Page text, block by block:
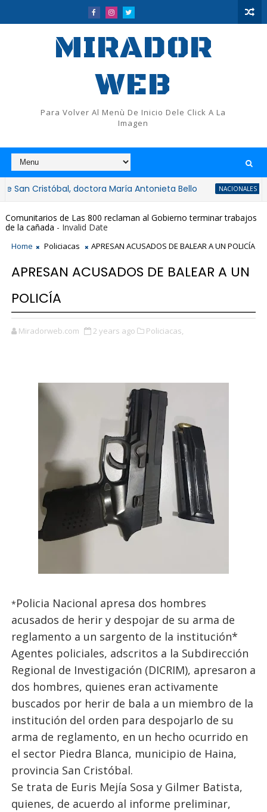
MIRADOR
WEB
Para Volver Al Menù De Inicio Dele Click A La
Imagen
doctora María Antonieta Bello NACIONALES
Comunitarios de Las 800 reclaman al Gobierno terminar trabajos
de la cañada - Invalid Date
Home Policiacas APRESAN ACUSADOS DE BALEAR A UN POLICÍA
APRESAN ACUSADOS DE BALEAR A UN
POLICÍA
Miradorweb.com 2 years ago Policiacas,
*Policia Nacional apresa dos hombres
acusados de herir y despojar de su arma de
reglamento a un sargento de la institución*
Agentes policiales, adscritos a la Subdirección
Regional de Investigación (DICRIM), apresaron a
dos hombres, quienes eran activamente
buscados por herir de bala a un miembro de la
institución del orden para despojarlo de su
arma de reglamento, en un hecho ocurrido en
el sector Piedra Blanca, municipio de Haina,
provincia San Cristóbal.
Se trata de Euris Mejía Sosa y Gilmer Batista,
quienes, de acuerdo al informe preliminar,